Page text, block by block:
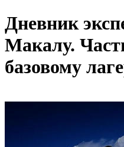
Дневник
Макалу.
базовому